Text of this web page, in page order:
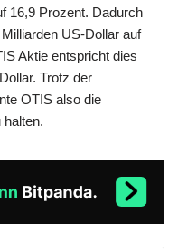
16,9 Prozent. Dadurch
US-Dollar auf
Aktie entspricht dies
Trotz der
OTIS also die
halten.